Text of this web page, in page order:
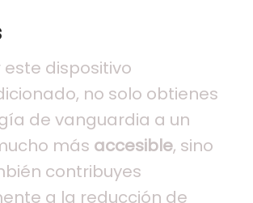
este dispositivo
no solo obtienes
de vanguardia a un
más accesible, sino
contribuyes
a la reducción de